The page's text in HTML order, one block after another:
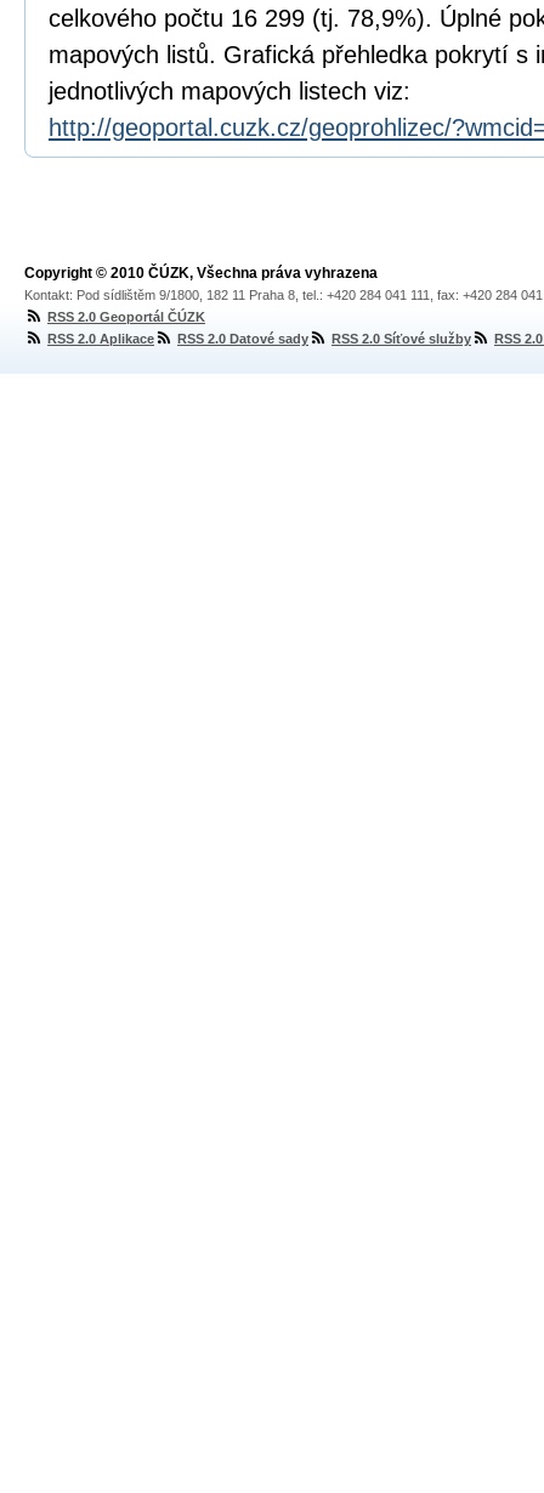
celkového počtu 16 299 (tj. 78,9%). Úplné
mapových listů. Grafická přehledka pokrytí s
jednotlivých mapových listech viz:
http://geoportal.cuzk.cz/geoprohlizec/
Copyright © 2010 ČÚZK, Všechna práva vyhrazena
Kontakt: Pod sídlištěm 9/1800, 182 11 Praha 8, tel.: +420 284 041 111, fax: +420 284
RSS 2.0 Geoportál ČÚZK
RSS 2.0 Aplikace
RSS 2.0 Datové sady RSS 2.0 Síťové služby RSS